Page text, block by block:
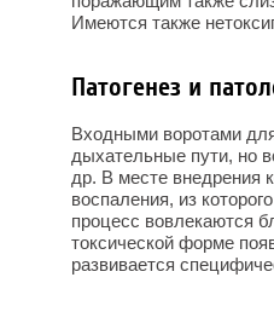
Имеются также
Патогенез и
Входными воротами
дыхательные пути, но
др. В месте внедрения
воспаления, из
процесс вовлекаются
токсической форме
развивается